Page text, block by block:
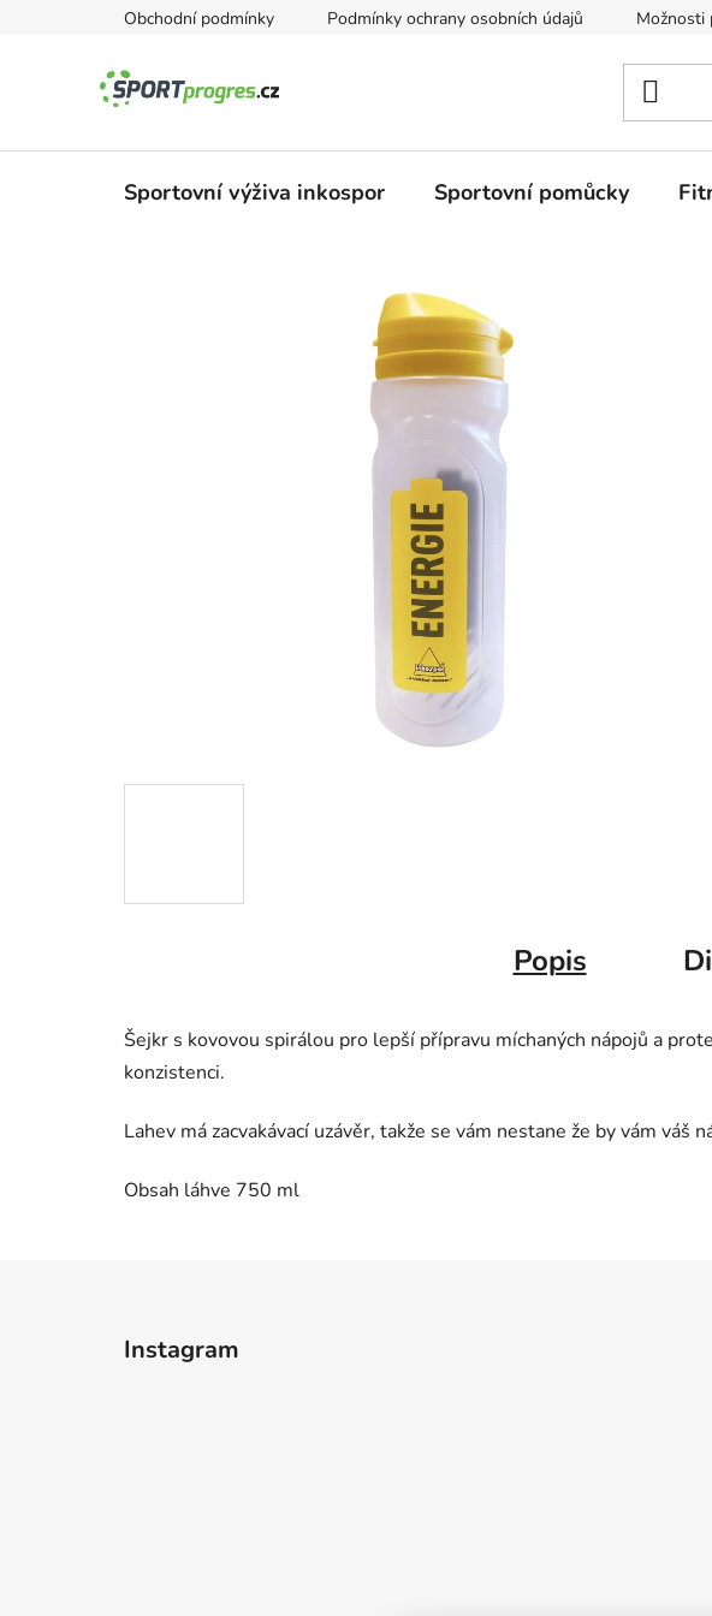
Obchodní podmínky Podmínky ochrany osobních údajů Možnosti
Sportovní výživa inkospor Sportovní pomůcky
Popis
Šejkr s kovovou spirálou pro lepší přípravu míchaných nápojů a
konzistenci.
Lahev má zacvakávací uzávěr, takže se vám nestane že by vám váš
Obsah láhve 750 ml
Instagram